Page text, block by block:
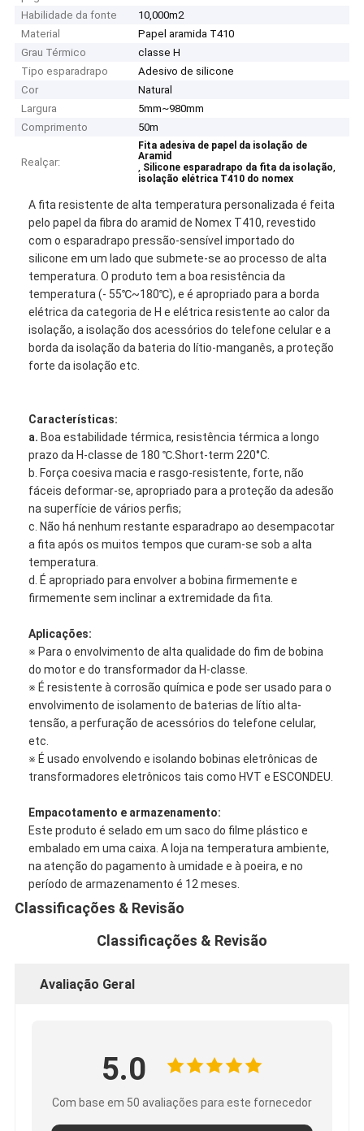
Sobre nós
Habilidade da fonte
10,000m2
Material
Papel aramida T410
Grau Térmico
classe H
Tipo esparadrapo
Adesivo de silicone
Cor
Natural
Largura
5mm~980mm
Comprimento
50m
Realçar:
Fita adesiva de papel da isolação de
Aramid
, Silicone esparadrapo da fita da isolação,
isolação elétrica T410 do nomex
A fita resistente de alta temperatura personalizada é feita
pelo papel da fibra do aramid de Nomex T410, revestido
com o esparadrapo pressão-sensível importado do
silicone em um lado que submete-se ao processo de alta
temperatura. O produto tem a boa resistência da
temperatura (- 55℃~180℃), e é apropriado para a borda
elétrica da categoria de H e elétrica resistente ao calor da
isolação, a isolação dos acessórios do telefone celular e a
borda da isolação da bateria do lítio-manganês, a proteção
forte da isolação etc.
Características:
a. Boa estabilidade térmica, resistência térmica a longo
prazo da H-classe de 180 ℃.Short-term 220°C.
b. Força coesiva macia e rasgo-resistente, forte, não
fáceis deformar-se, apropriado para a proteção da adesão
na superfície de vários perfis;
c. Não há nenhum restante esparadrapo ao desempacotar
a fita após os muitos tempos que curam-se sob a alta
temperatura.
d. É apropriado para envolver a bobina firmemente e
firmemente sem inclinar a extremidade da fita.
Aplicações:
※ Para o envolvimento de alta qualidade do fim de bobina
do motor e do transformador da H-classe.
※ É resistente à corrosão química e pode ser usado para o
envolvimento de isolamento de baterias de lítio alta-
tensão, a perfuração de acessórios do telefone celular,
etc.
※ É usado envolvendo e isolando bobinas eletrônicas de
transformadores eletrônicos tais como HVT e ESCONDEU.
Empacotamento e armazenamento:
Este produto é selado em um saco do filme plástico e
embalado em uma caixa. A loja na temperatura ambiente,
na atenção do pagamento à umidade e à poeira, e no
período de armazenamento é 12 meses.
Classificações & Revisão
Classificações & Revisão
Avaliação Geral
5.0
Com base em 50 avaliações para este fornecedor